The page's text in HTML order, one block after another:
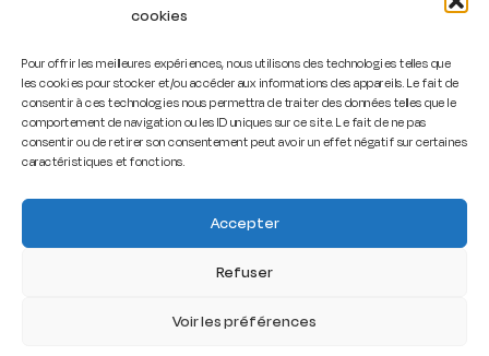
cookies
Pour offrir les meilleures expériences, nous utilisons des technologies telles que
les cookies pour stocker et/ou accéder aux informations des appareils. Le fait de
consentir à ces technologies nous permettra de traiter des données telles que le
comportement de navigation ou les ID uniques sur ce site. Le fait de ne pas
consentir ou de retirer son consentement peut avoir un effet négatif sur certaines
caractéristiques et fonctions.
Accepter
Refuser
Voir les préférences
Trouver une formation
Contact